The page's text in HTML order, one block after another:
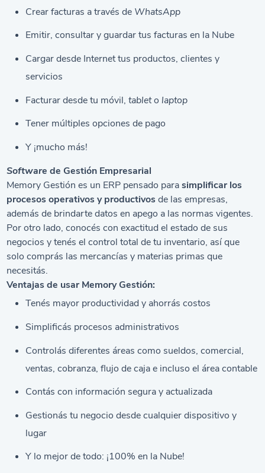
Crear facturas a través de WhatsApp
Emitir, consultar y guardar tus facturas en la Nube
Cargar desde Internet tus productos, clientes y
servicios
Facturar desde tu móvil,tableto laptop
Tener múltiples opciones de pago
Y ¡mucho más!
Software de Gestión Empresarial
Memory Gestión es un ERP pensado parasimplificar los
procesos operativos y productivosde las empresas,
además de brindarte datos en apego a las normas vigentes.
Por otro lado, conocés con exactitud el estado de sus
negocios y tenés el control total de tu inventario, así que
solo comprás las mercancías y materias primas que
necesitás.
Ventajas de usar Memory Gestión:
Tenés mayor productividad y ahorrás costos
Simplificás procesos administrativos
Controlás diferentes áreas como sueldos, comercial,
ventas, cobranza, flujo de caja e incluso el área contable
Contás con información segura y actualizada
Gestionás tu negocio desde cualquier dispositivo y
lugar
Y lo mejor de todo: ¡100% en la Nube!